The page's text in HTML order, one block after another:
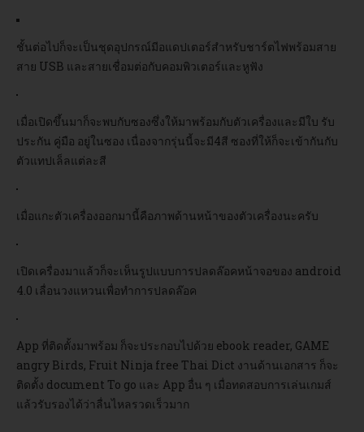
ชั้นต่อไปก็จะเป็นชุดอุปกรณ์มีอแดปเตอร์สำหรับชาร์ตไฟพร้อมสาย
สาย USB และสายเชื่อมต่อกับคอมพิวเตอร์และหูฟัง
เมื่อเปิดขึ้นมาก็จะพบกับซองซึ่งให้มาพร้อมกับตัวเครื่องและมีใบ รับ
ประกัน คู่มือ อยู่ในซอง เนื่องจากรุ่นนี้จะมี4สี ซองที่ให้ก็จะเข้ากันกับ
ตัวแทปเล็ลแต่ละสี
เมื่อแกะตัวเครื่องออกมานี้คือภาพด้านหน้าของตัวเครื่องนะครับ
เปิดเครื่องมาแล้วก็จะเห็นรูปแบบการปลดล๊อคหน้าจอของ android
4.0 เลื่อนวงแหวนเพื่อทำการปลดล๊อค
App ที่ติดตั้งมาพร้อม ก็จะประกอบไปด้วย ebook reader, GAME
angry Birds, Fruit Ninja free Thai Dict งานด้านเอกสาร ก็จะ
ติดตั้ง document To go และ App อื่น ๆ เมื่อทดสอบการเล่นเกมส์
แล้วรับรองได้ว่าลื่นไหลรวดเร็วมาก